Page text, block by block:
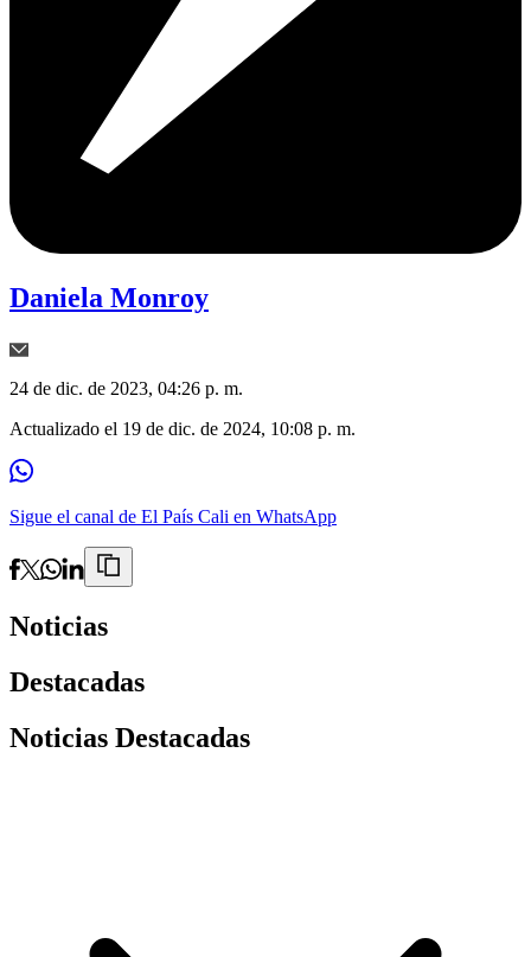
Daniela Monroy
24 de dic. de 2023, 04:26 p. m.
Actualizado el 19 de dic. de 2024, 10:08 p. m.
Sigue el canal de El País Cali en WhatsApp
Noticias
Destacadas
Noticias Destacadas